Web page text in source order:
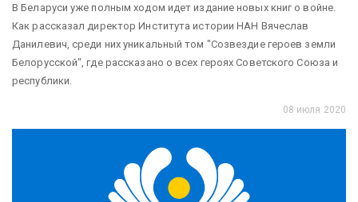
В Беларуси уже полным ходом идет издание новых книг о войне.
Как рассказал директор Института истории НАН Вячеслав
Данилевич, среди них уникальный том "Созвездие героев земли
Белорусской", где рассказано о всех героях Советского Союза и
республики.
08 июля 2020